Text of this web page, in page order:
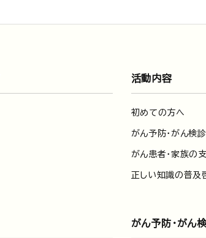
活動内容
初めての方へ
がん予防・がん検
がん患者・家族の
正しい知識の普及
がん予防・がん